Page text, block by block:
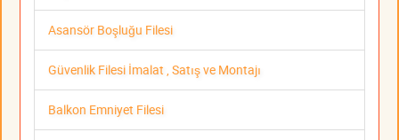
Asansör Boşluğu Filesi
Güvenlik Filesi İmalat , Satış ve Montajı
Balkon Emniyet Filesi